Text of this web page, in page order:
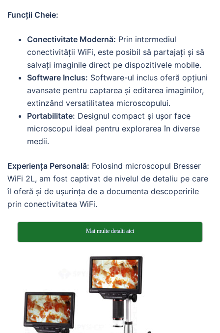
Funcții Cheie:
Conectivitate Modernă: Prin intermediul
conectivității WiFi, este posibil să partajați și să
salvați imaginile direct pe dispozitivele mobile.
Software Inclus: Software-ul inclus oferă opțiuni
avansate pentru captarea și editarea imaginilor,
extinzând versatilitatea microscopului.
Portabilitate: Designul compact și ușor face
microscopul ideal pentru explorarea în diverse
medii.
Experiența Personală: Folosind microscopul Bresser
WiFi 2L, am fost captivat de nivelul de detaliu pe care
îl oferă și de ușurința de a documenta descoperirile
prin conectivitatea WiFi.
Mai multe detalii aici